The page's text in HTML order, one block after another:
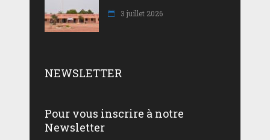
3 juillet 2026
NEWSLETTER
Pour vous inscrire à notre
Newsletter